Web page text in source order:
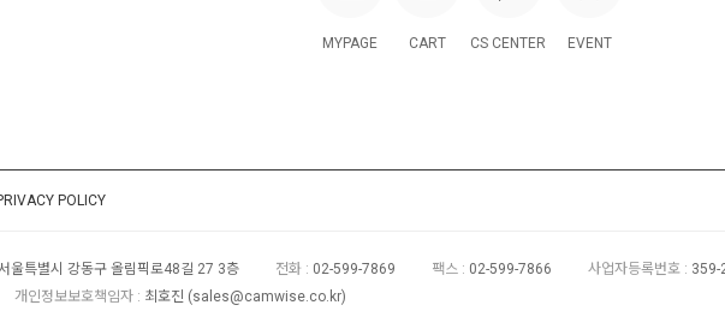
MYPAGE CART CS CENTER EVENT
POLICY
울특별시 강동구 올림픽로48길 27 3층 전화 : 02-599-7869 팩스 : 02-599-7866 사업자등록번호 : 359-
개인정보보호책임자 : 최호진 (sales@camwise.co.kr)